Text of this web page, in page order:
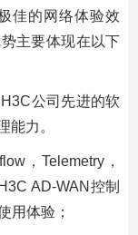
佳的网络体验效
主要体现在以下
公司先进的软
能力。
，Telemetry，
AD-WAN控制
用体验；